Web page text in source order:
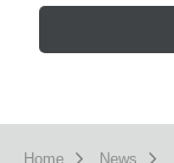
Home News